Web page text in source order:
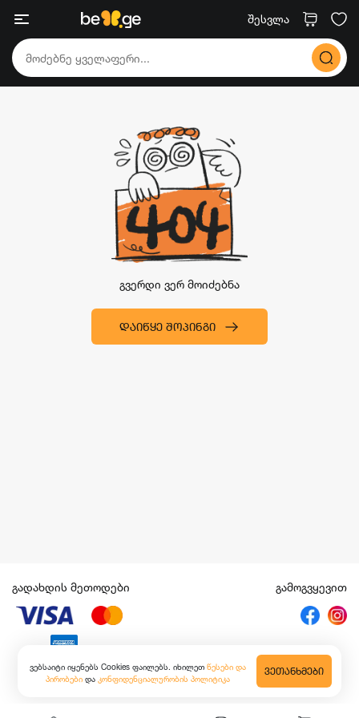
შესვლა
გვერდი ვერ მოიძებნა
ᲓᲐᲘᲬᲧᲔ ᲨᲝᲞᲘᲜᲒᲘ
ვებსაიტი იყენებს Cookies ფაილებს. იხილეთ წესები და
პირობები და კონფიდენციალურობის პოლიტიკა
ᲕᲔᲗᲐᲜᲮᲛᲔᲑᲘ
გადახდის მეთოდები გამოგვყევით